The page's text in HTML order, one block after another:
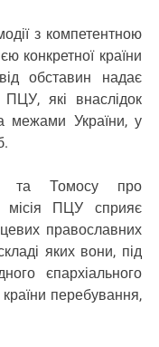
з компетентною
конкретної країни
обставин надає
які внаслідок
межами України, у
та Томосу про
місія ПЦУ сприяє
православних
яких вони, під
єпархіального
перебування,